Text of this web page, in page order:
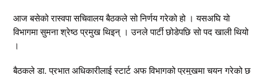
आज बसेको रास्वपा सचिवालय बैठकले सो निर्णय गरेको हो । यसअघि यो
विभागमा सुमना श्रेष्ठ प्रमुख थिइन् । उनले पार्टी छोडेपछि सो पद खाली थियो
।
बैठकले डा. प्रभात अधिकारीलाई स्टार्ट अफ विभागको प्रमुखमा चयन गरेको छ